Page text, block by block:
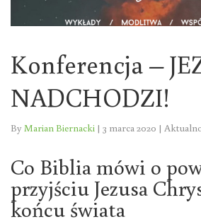
Konferencja –
NADCHODZI!
By Marian Biernacki | 3 marca 2020 |
Co Biblia mówi o
przyjściu Jezusa
końcu świata